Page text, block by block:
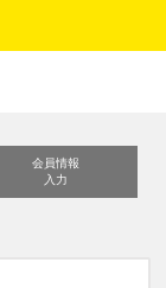
会員情報
入力